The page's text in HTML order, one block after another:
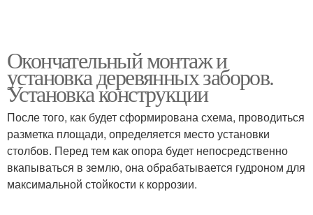
Окончательный монтаж и
установка деревянных заборов.
Установка конструкции
После того, как будет сформирована схема, проводиться
разметка площади, определяется место установки
столбов. Перед тем как опора будет непосредственно
вкапываться в землю, она обрабатывается гудроном для
максимальной стойкости к коррозии.